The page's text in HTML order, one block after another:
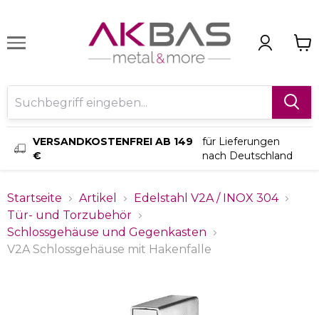
VERSANDKOSTENFREI AB 149
€
für Lieferungen
nach Deutschland
Startseite Artikel
Edelstahl V2A / INOX 304
Tür- und Torzubehör
Schlossgehäuse und Gegenkasten
V2A Schlossgehäuse mit Hakenfalle